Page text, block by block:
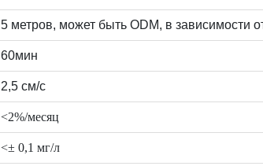
5 метров, может быть ODM, в зависимости
60мин
2,5 см/с
<2%/месяц
<± 0,1 мг/л